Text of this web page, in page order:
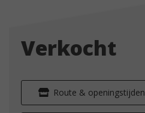
Verkocht
Route & openingstijden